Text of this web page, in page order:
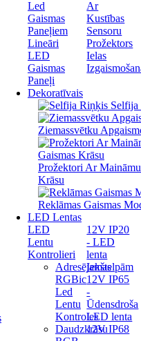
Led
Gaismas
Paneļiem
Lineāri
LED
Gaismas
Paneļi
Ar
Kustības
Sensoru
Prožektors
Ielas
Dekoratīvais
Ziemassvētku
Prožektori Ar
Krāsu
Reklāmas Gaismas
LED Lentas
LED
Lentu
Kontrolieri
Adresējamas
RGBic
Led
Lentu
Kontroles
Daudzkrāsu
12V IP20
- LED
lenta
Iekštelpām
12V IP65
-
Ūdensdroša
LED lenta
12V IP68